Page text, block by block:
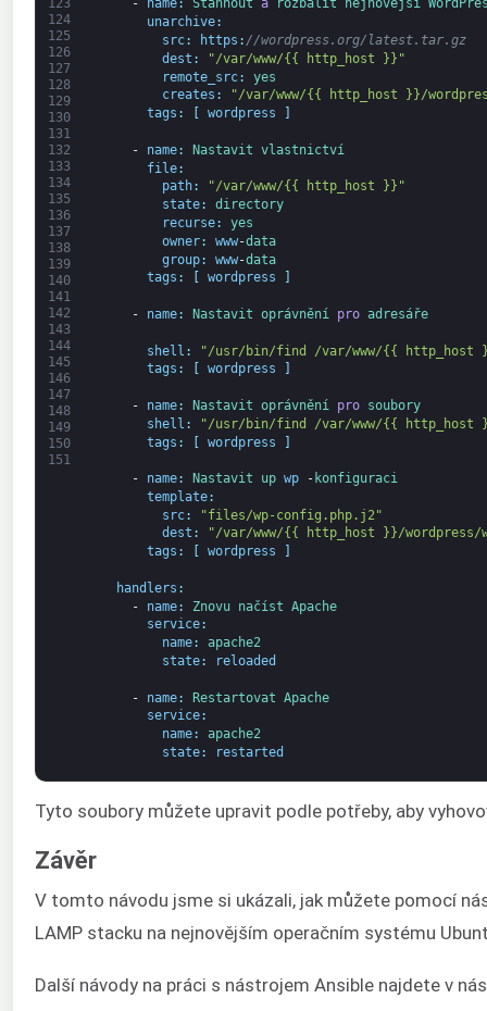
124
125
126
127
128
129
130
131
132
133
134
135
136
137
138
139
140
141
142
143
144
145
146
147
148
149
150
151
- name: Stáhnout a rozbalit nejnovější
unarchive:
src: https : //wordpress.org/latest.tar.gz
dest :
"/var/www/{{ http_host }}"
remote_src:
yes
creates :
"/var/www/{{ http_host }}/
tags : wordpress
- name: Nastavit vlastnictví
file:
path:
"/var/www/{{ http_host }}"
state:
directory
recurse:
yes
owner: www-data
group: www-data
tags : wordpress
- name: Nastavit oprávnění pro adresáře
shell :
"/usr/bin/find /var/www/{{ http_host
tags : wordpress
- name: Nastavit oprávnění pro
soubory
shell :
"/usr/bin/find /var/www/{{ http_host
tags : [ wordpress ]
- name: Nastavit up wp - konfiguraci
template:
src:
"files/wp-config.php.j2"
dest :
"/var/www/{{ http_host }}/wordpress/
tags : wordpress
handlers :
-
name: Znovu načíst Apache
service:
name:
apache2
state: reloaded
- name: Restartovat Apache
service:
name:
apache2
state: restarted
Tyto soubory můžete upravit podle potřeby, aby
Závěr
V tomto návodu jsme si ukázali, jak můžete pomocí
LAMP stacku na nejnovějším operačním systému
Další návody na práci s nástrojem Ansible najdete v